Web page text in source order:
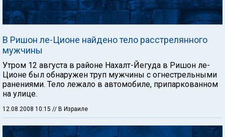
В Ришон ле-Ционе найдено тело расстрелянного
мужчины
Утром 12 августа в районе Нахалт-Йегуда в Ришон ле-
Ционе был обнаружен труп мужчины с огнестрельными
ранениями. Тело лежало в автомобиле, припаркованном
на улице.
12.08.2008 10:15 // В Израиле